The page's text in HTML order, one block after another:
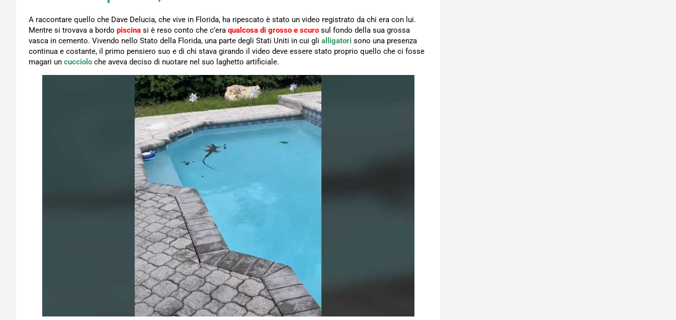
A raccontare quello che Dave Delucia, che vive in Florida, ha ripescato è stato un video registrato da chi era con lui.
Mentre si trovava a bordo piscina si è reso conto che c’era qualcosa di grosso e scuro sul fondo della sua grossa
vasca in cemento. Vivendo nello Stato della Florida, una parte degli Stati Uniti in cui gli alligatori sono una presenza
continua e costante, il primo pensiero suo e di chi stava girando il video deve essere stato proprio quello che ci fosse
magari un cucciolo che aveva deciso di nuotare nel suo laghetto artificiale.